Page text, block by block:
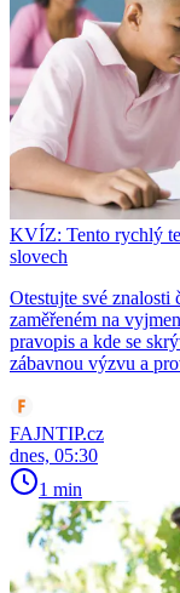
KVÍZ: Tento rychlý
slovech
Otestujte své znalosti
zaměřeném na
pravopis a kde se
zábavnou výzvu a
FAJNTIP.cz
dnes, 05:30
1 min